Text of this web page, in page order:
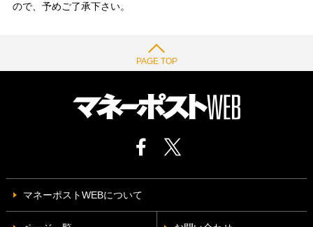
ので、予めご了承下さい。
PAGE TOP
マネーポストWEBについて